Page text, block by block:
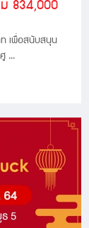
834,000
เพื่อสนับสนุน
...